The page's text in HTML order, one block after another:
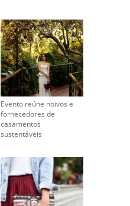
Evento reúne noivos e
fornecedores de
casamentos
sustentáveis